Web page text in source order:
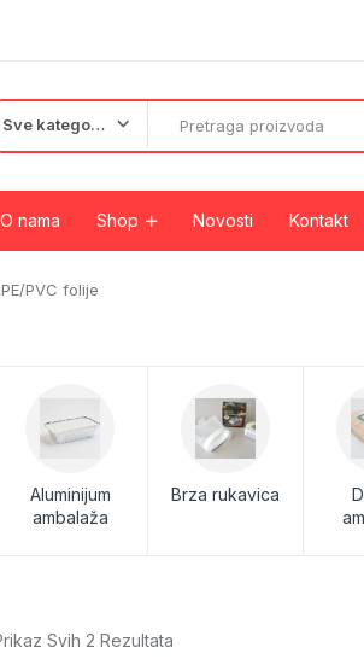
Sve kategorije
O nama Shop
Plastične čaše
PVC kese i vreće za smeće
Novosti Kontakt
PE/PVC folije
Aluminijum
ambalaža
Brza rukavica
Svih 2 Rezultata